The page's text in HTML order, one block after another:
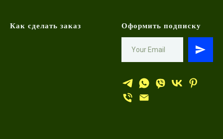
Как сделать заказ Оформить подписку